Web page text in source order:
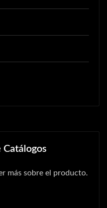
Catálogos
más sobre el producto.